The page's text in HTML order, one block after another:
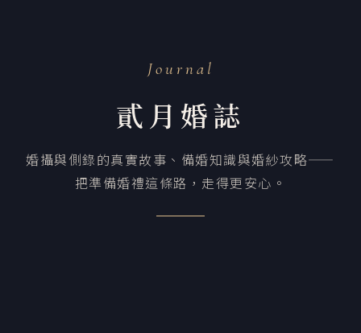
Journal
貳月婚誌
婚攝與側錄的真實故事、備婚知識與婚紗攻略——
把準備婚禮這條路，走得更安心。